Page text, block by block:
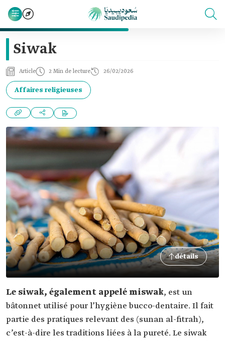
Siwak
Article 2 Min de lecture 26/02/2026
Affaires religieuses
détails
Le siwak, également appelé miswak, est un
bâtonnet utilisé pour l’hygiène bucco-dentaire. Il fait
partie des pratiques relevant des (sunan al-fitrah),
c’est-à-dire les traditions liées à la pureté. Le siwak